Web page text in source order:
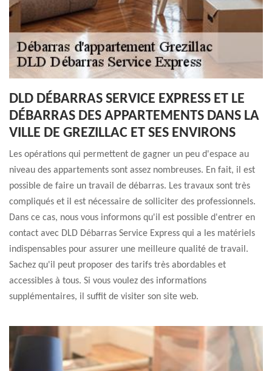
DLD DÉBARRAS SERVICE EXPRESS ET LE
DÉBARRAS DES APPARTEMENTS DANS LA
VILLE DE GREZILLAC ET SES ENVIRONS
Les opérations qui permettent de gagner un peu d'espace au
niveau des appartements sont assez nombreuses. En fait, il est
possible de faire un travail de débarras. Les travaux sont très
compliqués et il est nécessaire de solliciter des professionnels.
Dans ce cas, nous vous informons qu'il est possible d'entrer en
contact avec DLD Débarras Service Express qui a les matériels
indispensables pour assurer une meilleure qualité de travail.
Sachez qu'il peut proposer des tarifs très abordables et
accessibles à tous. Si vous voulez des informations
supplémentaires, il suffit de visiter son site web.